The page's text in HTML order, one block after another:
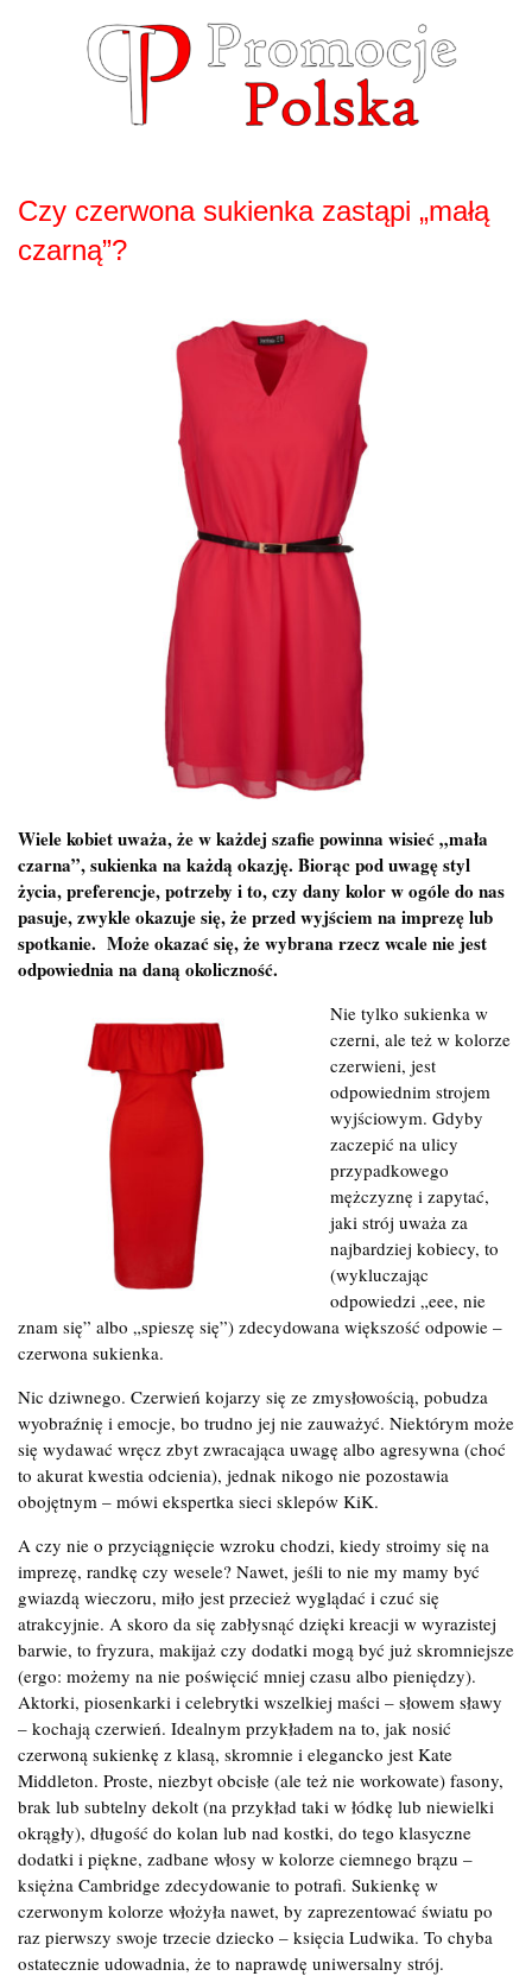
Czy czerwona sukienka zastąpi „małą
czarną”?
Wiele kobiet uważa, że w każdej szafie powinna wisieć „mała
czarna”, sukienka na każdą okazję. Biorąc pod uwagę styl
życia, preferencje, potrzeby i to, czy dany kolor w ogóle do nas
pasuje, zwykle okazuje się, że przed wyjściem na imprezę lub
spotkanie. Może okazać się, że wybrana rzecz wcale nie jest
odpowiednia na daną okoliczność.
Nie tylko sukienka w
czerni, ale też w kolorze
czerwieni, jest
odpowiednim strojem
wyjściowym. Gdyby
zaczepić na ulicy
przypadkowego
mężczyznę i zapytać,
jaki strój uważa za
najbardziej kobiecy, to
(wykluczając
odpowiedzi „eee, nie
znam się” albo „spieszę się”) zdecydowana większość odpowie –
czerwona sukienka.
Nic dziwnego. Czerwień kojarzy się ze zmysłowością, pobudza
wyobraźnię i emocje, bo trudno jej nie zauważyć. Niektórym może
się wydawać wręcz zbyt zwracająca uwagę albo agresywna (choć
to akurat kwestia odcienia), jednak nikogo nie pozostawia
obojętnym – mówi ekspertka sieci sklepów KiK.
A czy nie o przyciągnięcie wzroku chodzi, kiedy stroimy się na
imprezę, randkę czy wesele? Nawet, jeśli to nie my mamy być
gwiazdą wieczoru, miło jest przecież wyglądać i czuć się
atrakcyjnie. A skoro da się zabłysnąć dzięki kreacji w wyrazistej
barwie, to fryzura, makijaż czy dodatki mogą być już skromniejsze
(ergo: możemy na nie poświęcić mniej czasu albo pieniędzy).
Aktorki, piosenkarki i celebrytki wszelkiej maści – słowem sławy
– kochają czerwień. Idealnym przykładem na to, jak nosić
czerwoną sukienkę z klasą, skromnie i elegancko jest Kate
Middleton. Proste, niezbyt obcisłe (ale też nie workowate) fasony,
brak lub subtelny dekolt (na przykład taki w łódkę lub niewielki
okrągły), długość do kolan lub nad kostki, do tego klasyczne
dodatki i piękne, zadbane włosy w kolorze ciemnego brązu –
księżna Cambridge zdecydowanie to potrafi. Sukienkę w
czerwonym kolorze włożyła nawet, by zaprezentować światu po
raz pierwszy swoje trzecie dziecko – księcia Ludwika. To chyba
ostatecznie udowadnia, że to naprawdę uniwersalny strój.